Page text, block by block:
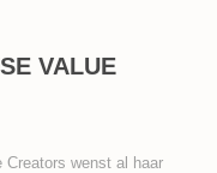
VALUE
Creators wenst al haar